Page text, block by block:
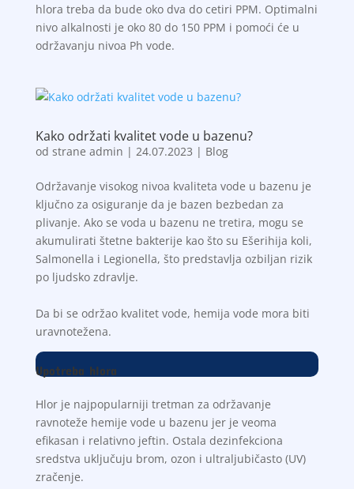
hlora treba da bude oko dva do cetiri PPM. Optimalni
nivo alkalnosti je oko 80 do 150 PPM i pomoći će u
održavanju nivoa Ph vode.
Kako održati kvalitet vode u bazenu?
od strane admin | 24.07.2023 | Blog
Održavanje visokog nivoa kvaliteta vode u bazenu je
ključno za osiguranje da je bazen bezbedan za
plivanje. Ako se voda u bazenu ne tretira, mogu se
akumulirati štetne bakterije kao što su Ešerihija koli,
Salmonella i Legionella, što predstavlja ozbiljan rizik
po ljudsko zdravlje.
Da bi se održao kvalitet vode, hemija vode mora biti
uravnotežena.
Upotreba hlora
Hlor je najpopularniji tretman za održavanje
ravnoteže hemije vode u bazenu jer je veoma
efikasan i relativno jeftin. Ostala dezinfekciona
sredstva uključuju brom, ozon i ultraljubičasto (UV)
zračenje.